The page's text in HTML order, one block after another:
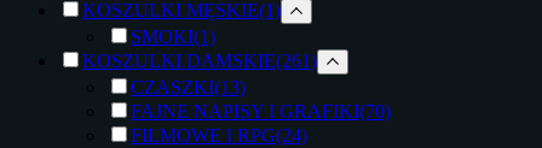
KOSZULKI MĘSKIE(1)
SMOKI(1)
KOSZULKI DAMSKIE(261)
CZASZKI(13)
FAJNE NAPISY I GRAFIKI(70)
FILMOWE I RPG(24)